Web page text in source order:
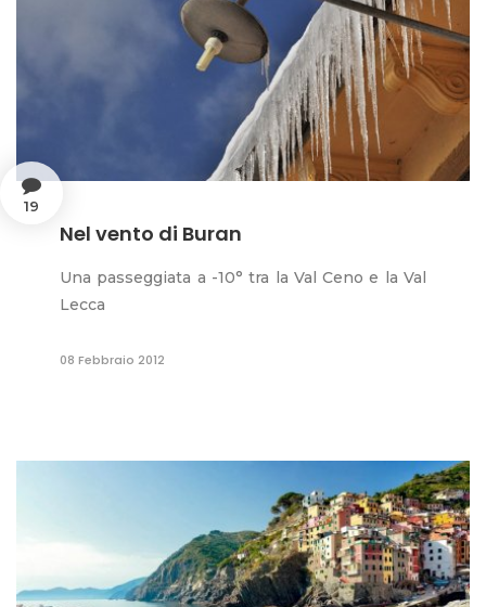
19
Nel vento di Buran
Una passeggiata a -10° tra la Val Ceno e la Val
Lecca
08 Febbraio 2012